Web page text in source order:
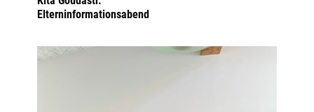
Elterninformationsabend